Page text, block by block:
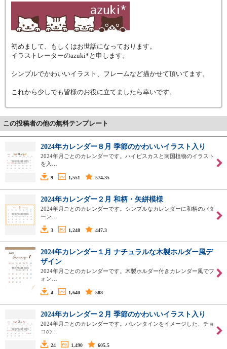
初めまして、もしくはお世話になっております。
イラストレーターのazuki*と申します。
シンプルでかわいいイラスト、フレームなど描かせて頂いてます。
これから少しでも皆様のお役に立てましたら幸いです。
この投稿者の他の無料テンプレート
2024年カレンダー８月 季節のかわいいイラスト入り
2024年月ごとのカレンダーです。ハイビスカスと南国植物のイラスト
を入…
9 1,551 574.35
2024年カレンダー２月 和柄・矢絣模様
2024年月ごとのカレンダーです。シンプルなカレンダーに和柄のパタ
ーン…
3 1,248 447.3
2024年カレンダー１月 ナチュラルな木製ホルダー風デ
ザイン
2024年月ごとのカレンダーです。木製ホルダー付きカレンダー風でフ
ォン…
4 1,640 588
2024年カレンダー２月 季節のかわいいイラスト入り
2024年月ごとのカレンダーです。バレンタインをイメージした、チョ
コの…
24 1,490 605.5